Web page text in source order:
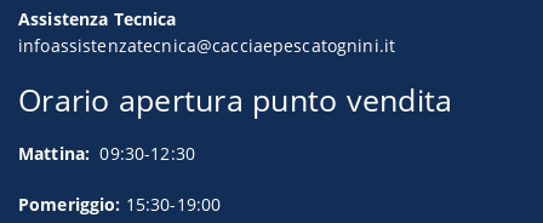
Assistenza Tecnica
infoassistenzatecnica@cacciaepescatognini.it
Orario apertura punto vendita
Mattina: 09:30-12:30
Pomeriggio: 15:30-19:00